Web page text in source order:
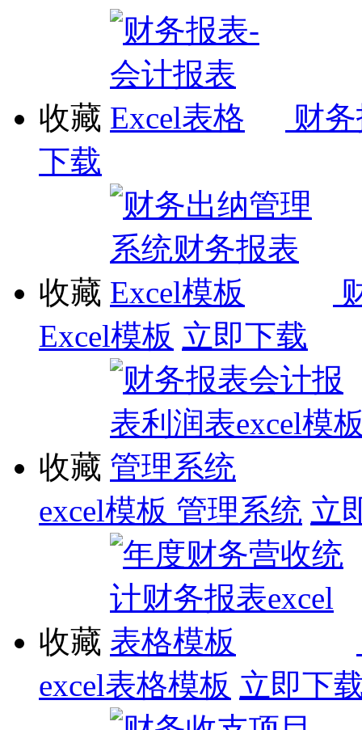
收藏
财
下载
收藏
Excel模板 立即下载
收藏
excel模板 管理系统 立
收藏
excel表格模板 立即下